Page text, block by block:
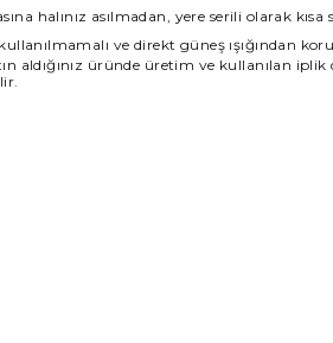
halınız asılmadan, yere serili olarak kısa
ve direkt güneş ışığından
aldığınız üründe üretim ve kullanılan